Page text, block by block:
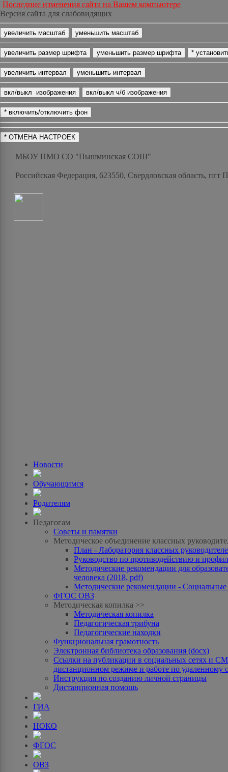
Последние изменения сайта на Вашем компьютере
Версия сайта для слабовидящих
МБОУ ПМО СО "Пышминская СОШ"
Российская Федерация, 623550, Свердловская область,
Новости
Обучающимся
Родителям
Педагогам
Советы и памятки
Методическое объединение классных
План - Лаборатория классных
Руководство по противодействию и
Методические рекомендации для
человека (2018, pdf)
Методические рекомендации -
ФГОС ОВЗ
Методическая копилка >>
Методическая копилка
Педагогическая трибуна
Педагогические находки
Функциональная грамотность
Электронная библиотека образования (docx)
Ссылки на публикации в социальных сетях и
дистанционном режиме и работе по удаленному
Инструкция по созданию личной страницы
Дистанционная помощь
ГИА
НОКО
ФГОС
ОВЗ